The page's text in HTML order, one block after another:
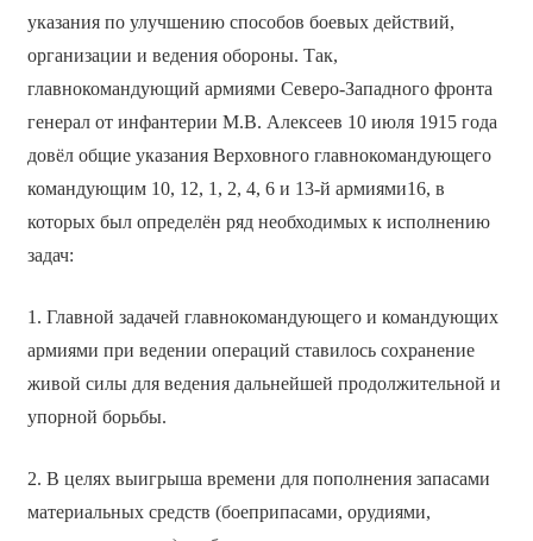
указания по улучшению способов боевых действий,
организации и ведения обороны. Так,
главнокомандующий армиями Северо-Западного фронта
генерал от инфантерии М.В. Алексеев 10 июля 1915 года
довёл общие указания Верховного главнокомандующего
командующим 10, 12, 1, 2, 4, 6 и 13-й армиями16, в
которых был определён ряд необходимых к исполнению
задач:
1. Главной задачей главнокомандующего и командующих
армиями при ведении операций ставилось сохранение
живой силы для ведения дальнейшей продолжительной и
упорной борьбы.
2. В целях выигрыша времени для пополнения запасами
материальных средств (боеприпасами, орудиями,